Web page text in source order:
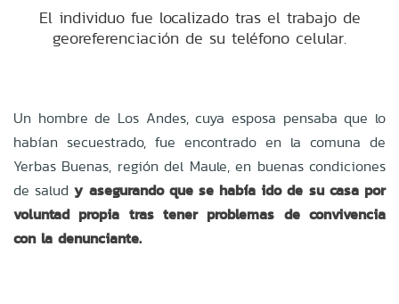
El individuo fue localizado tras el trabajo de
georeferenciación de su teléfono celular.
Un hombre de Los Andes, cuya esposa pensaba que lo
habían secuestrado, fue encontrado en la comuna de
Yerbas Buenas, región del Maule, en buenas condiciones
de saludy asegurando que se había ido de su casa por
voluntad propia tras tener problemas de convivencia
con la denunciante.